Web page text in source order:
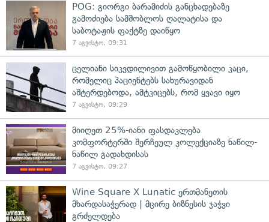
POG: გიორგი ბარამიძის განცხადებაზე
გამოძიება სამშობლოს ღალატისა და
საბოტაჟის ფაქტზე დაიწყო
7 აგვისტო, 09:31
ცელიანი სიკვდილივით გამოწყობილი კაცი,
რომელიც პაციენტებს სახურავიდან
აშტერდებოდა, ამტკიცებს, რომ ყვავი იყო
7 აგვისტო, 09:29
მიიღეთ 25%-იანი ფასდაკლება
კომფორტერში შერჩეულ კოლექციაზე ნაწილ-
ნაწილ გადახდისას
7 აგვისტო, 09:27
Wine Square X Lunatic ერთმანეთის
მხარდასაჭერად | მცირე ბიზნესის ჯაჭვი
გრძელდება